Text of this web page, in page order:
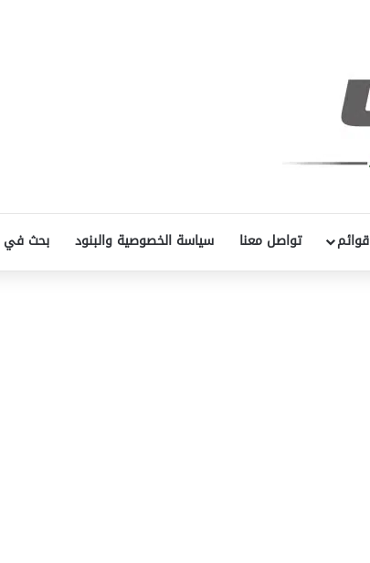
قوائم تواصل معنا سياسة الخصوصية والبنود بحث في